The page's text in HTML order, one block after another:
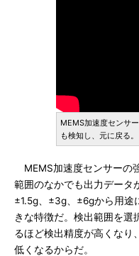
MEMS加速度センサ
も検知し、元に戻る。
MEMS加速度センサーの
範囲のなかでも出力データ
±1.5g、±3g、±6gから用途
きな特徴だ。検出範囲を選
るほど検出精度が高くなり
低くなるからだ。